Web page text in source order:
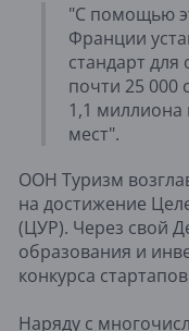
"С помощью
Франции
стандарт для
почти 25 000
1,1
мест".
ООН Туризм
на достижение
(ЦУР). Через свой
образования и
конкурса
Наряду с